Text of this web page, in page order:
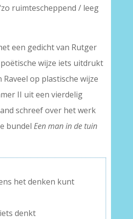
ruimtescheppend / leeg
een gedicht van Rutger
wijze iets uitdrukt
op plastische wijze
II uit een vierdelig
schreef over het werk
bundel Een man in de tuin
het denken kunt
denkt